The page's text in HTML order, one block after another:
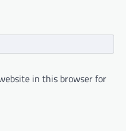
in this browser for